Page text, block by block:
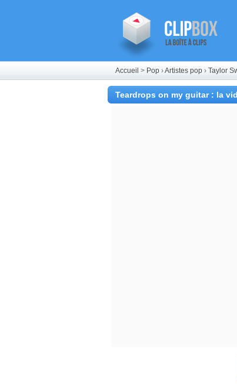
Accueil > Pop ›Artistes pop › Taylor
Teardrops on my guitar : la